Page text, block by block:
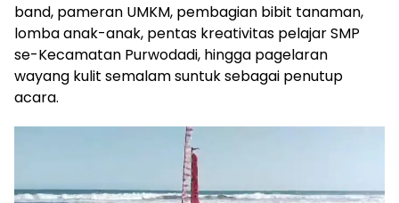
band, pameran UMKM, pembagian bibit tanaman,
lomba anak-anak, pentas kreativitas pelajar SMP
se-Kecamatan Purwodadi, hingga pagelaran
wayang kulit semalam suntuk sebagai penutup
acara.